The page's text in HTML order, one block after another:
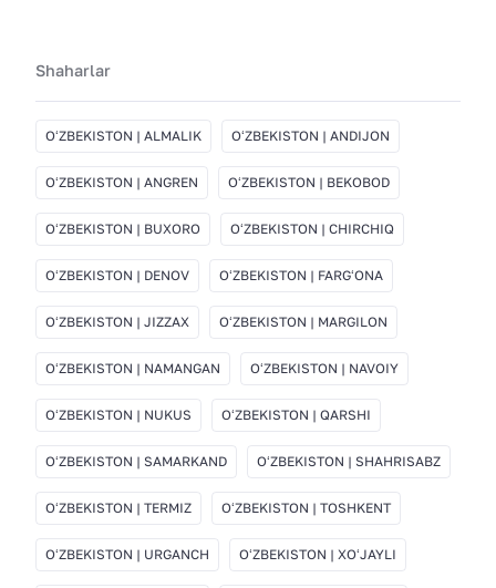
Shaharlar
OʻZBEKISTON | ALMALIK OʻZBEKISTON | ANDIJON
OʻZBEKISTON | ANGREN OʻZBEKISTON | BEKOBOD
OʻZBEKISTON | BUXORO OʻZBEKISTON | CHIRCHIQ
OʻZBEKISTON | DENOV OʻZBEKISTON | FARGʻONA
OʻZBEKISTON | JIZZAX OʻZBEKISTON | MARGILON
OʻZBEKISTON | NAMANGAN OʻZBEKISTON | NAVOIY
OʻZBEKISTON | NUKUS OʻZBEKISTON | QARSHI
OʻZBEKISTON | SAMARKAND OʻZBEKISTON | SHAHRISABZ
OʻZBEKISTON | TERMIZ OʻZBEKISTON | TOSHKENT
OʻZBEKISTON | URGANCH OʻZBEKISTON | XOʻJAYLI